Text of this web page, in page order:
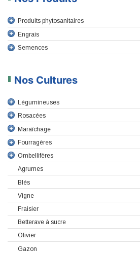
Produits phytosanitaires
Engrais
Semences
Nos Cultures
Légumineuses
Rosacées
Maraîchage
Fourragères
Ombellifères
Agrumes
Blés
Vigne
Fraisier
Betterave à sucre
Olivier
Gazon